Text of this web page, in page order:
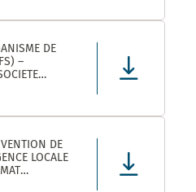
L’ANNEE
SIGNEE
DE
–
COLLECTIF
–
DE
LOCALE
: